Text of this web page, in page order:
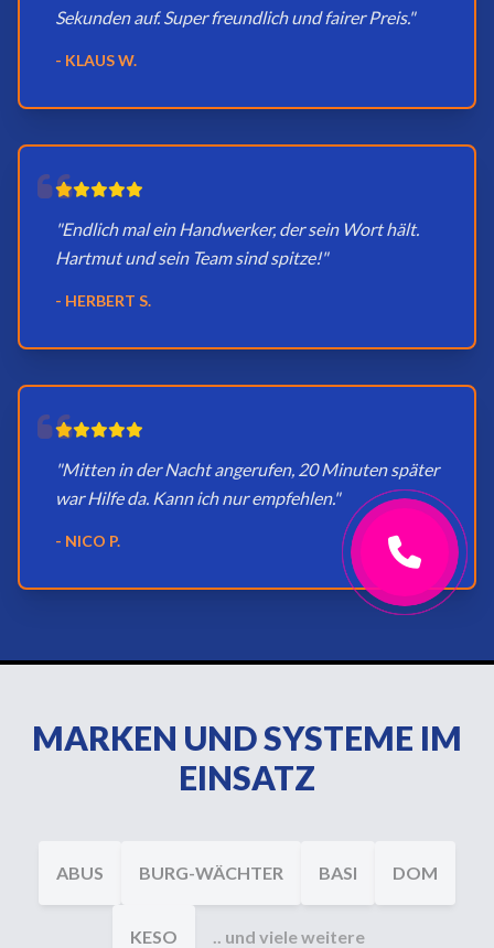
Sekunden auf. Super freundlich und fairer Preis."
- KLAUS W.
"Endlich mal ein Handwerker, der sein Wort hält.
Hartmut und sein Team sind spitze!"
- HERBERT S.
"Mitten in der Nacht angerufen, 20 Minuten später
war Hilfe da. Kann ich nur empfehlen."
- NICO P.
MARKEN UND SYSTEME IM
EINSATZ
ABUS BURG-WÄCHTER BASI DOM
KESO .. und viele weitere